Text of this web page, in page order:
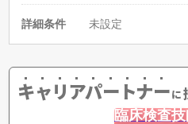
詳細条件 未設定
キャリアパートナーに
臨床検査